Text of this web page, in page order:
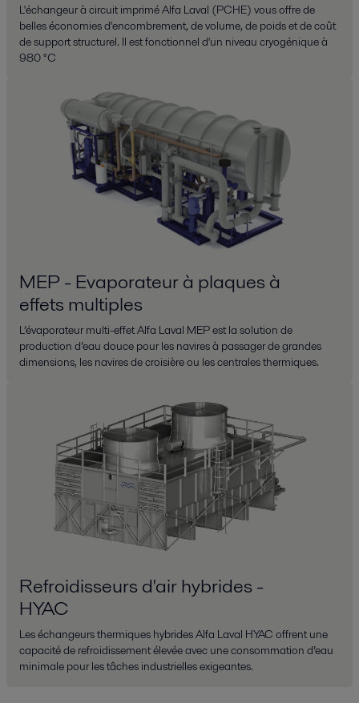
L'échangeur à circuit imprimé Alfa Laval (PCHE) vous offre de
belles économies d'encombrement, de volume, de poids et de coût
de support structurel. Il est fonctionnel d'un niveau cryogénique à
980 °C
MEP - Evaporateur à plaques à
effets multiples
L’évaporateur multi-effet Alfa Laval MEP est la solution de
production d’eau douce pour les navires à passager de grandes
dimensions, les navires de croisière ou les centrales thermiques.
Refroidisseurs d'air hybrides -
HYAC
Les échangeurs thermiques hybrides Alfa Laval HYAC offrent une
capacité de refroidissement élevée avec une consommation d’eau
minimale pour les tâches industrielles exigeantes.